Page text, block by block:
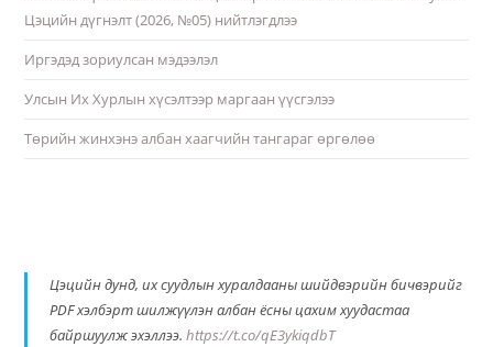
Цэцийн дүгнэлт (2026, №05) нийтлэгдлээ
Иргэдэд зориулсан мэдээлэл
Улсын Их Хурлын хүсэлтээр маргаан үүсгэлээ
Төрийн жинхэнэ албан хаагчийн тангараг өргөлөө
Цэцийн дунд, их суудлын хуралдааны шийдвэрийн бичвэрийг
PDF хэлбэрт шилжүүлэн албан ёсны цахим хуудастаа
байршуулж эхэллээ.https://t.co/qE3ykiqdbT